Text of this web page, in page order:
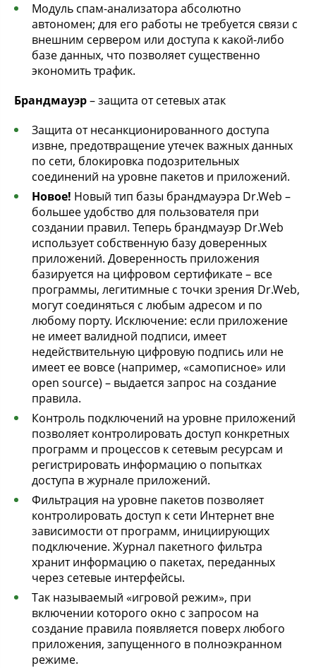
Модуль спам-анализатора абсолютно
автономен; для его работы не требуется связи с
внешним сервером или доступа к какой-либо
базе данных, что позволяет существенно
экономить трафик.
Брандмауэр– защита от сетевых атак
Защита от несанкционированного доступа
извне, предотвращение утечек важных данных
по сети, блокировка подозрительных
соединений на уровне пакетов и приложений.
Новое! Новый тип базы брандмауэра Dr.Web –
большее удобство для пользователя при
создании правил. Теперь брандмауэр Dr.Web
использует собственную базу доверенных
приложений. Доверенность приложения
базируется на цифровом сертификате – все
программы, легитимные с точки зрения Dr.Web,
могут соединяться с любым адресом и по
любому порту. Исключение: если приложение
не имеет валидной подписи, имеет
недействительную цифровую подпись или не
имеет ее вовсе (например, «самописное» или
open source) – выдается запрос на создание
правила.
Контроль подключений на уровне приложений
позволяет контролировать доступ конкретных
программ и процессов к сетевым ресурсам и
регистрировать информацию о попытках
доступа в журнале приложений.
Фильтрация на уровне пакетов позволяет
контролировать доступ к сети Интернет вне
зависимости от программ, инициирующих
подключение. Журнал пакетного фильтра
хранит информацию о пакетах, переданных
через сетевые интерфейсы.
Так называемый «игровой режим», при
включении которого окно с запросом на
создание правила появляется поверх любого
приложения, запущенного в полноэкранном
режиме.